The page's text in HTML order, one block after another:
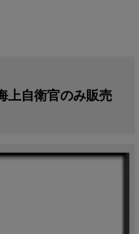
上自衛官のみ販売